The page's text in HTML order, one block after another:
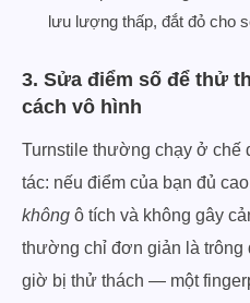
lưu lượng thấp, đắt đỏ cho
3. Sửa điểm số để thử
cách vô hình
Turnstile thường chạy ở chế
tác: nếu điểm của bạn đủ
không ô tích và không gây
thường chỉ đơn giản là trông
giờ bị thử thách — một